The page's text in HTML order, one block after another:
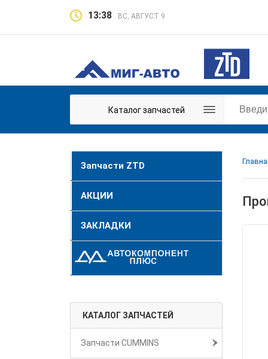
13:38 ВС, АВГУСТ 9
Каталог запчастей
Запчасти ZTD
АКЦИИ
ЗАКЛАДКИ
КАТАЛОГ ЗАПЧАСТЕЙ
Запчасти CUMMINS